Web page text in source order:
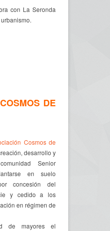
con La Seronda
DE
Cosmos de
desarrollo y
Senior
en suelo
concesión del
y cedido a los
en régimen de
de mayores el